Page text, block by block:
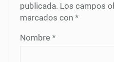
publicada. Los campos
marcados con *
Nombre *